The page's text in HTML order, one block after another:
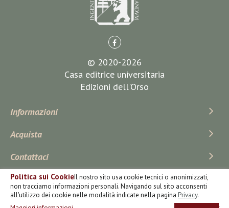
Politica sui CookieIl nostro sito usa cookie tecnici o anonimizzati,
non tracciamo informazioni personali. Navigando sul sito acconsenti
all'utilizzo dei cookie nelle modalità indicate nella pagina Privacy.
© 2020-2026
Casa editrice universitaria
Edizioni dell'Orso
Informazioni
Acquista
Contattaci
Iscriviti Alla Newsletter